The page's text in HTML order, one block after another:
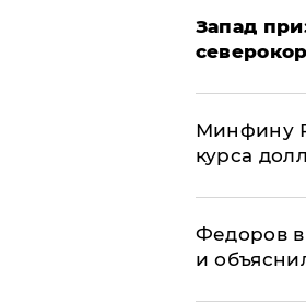
Запад
Минфину
курса
Федоров
и